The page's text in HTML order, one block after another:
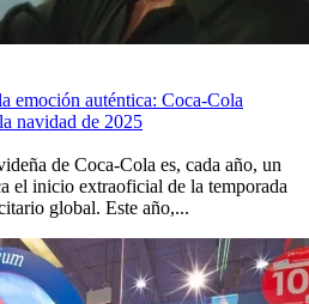
emoción auténtica: Coca-Cola
navidad de 2025
de Coca-Cola es, cada año, un
el inicio extraoficial de la temporada
global. Este año,...